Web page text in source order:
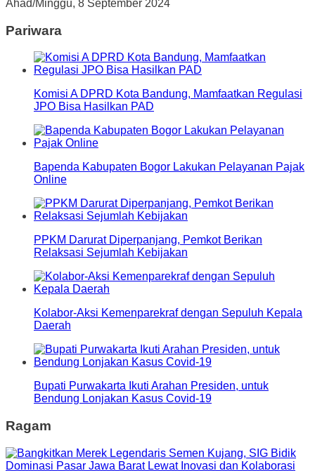
Ahad/Minggu, 8 September 2024
Pariwara
Komisi A DPRD Kota Bandung, Mamfaatkan Regulasi
JPO Bisa Hasilkan PAD
Bapenda Kabupaten Bogor Lakukan Pelayanan Pajak
Online
PPKM Darurat Diperpanjang, Pemkot Berikan
Relaksasi Sejumlah Kebijakan
Kolabor-Aksi Kemenparekraf dengan Sepuluh Kepala
Daerah
Bupati Purwakarta Ikuti Arahan Presiden, untuk
Bendung Lonjakan Kasus Covid-19
Ragam